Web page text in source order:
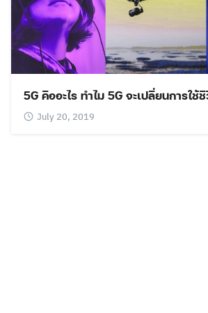
5G คืออะไร ทำไม 5G จะเปลี่ยนการใช้
July 20, 2019